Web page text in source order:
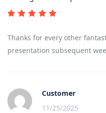
Thanks for every other
presentation subsequent
Customer
11/25/2025